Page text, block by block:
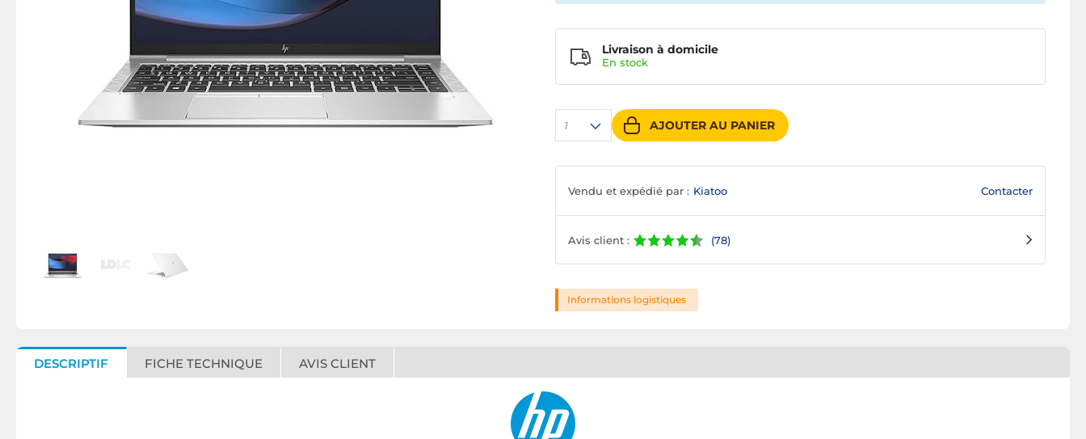
1 AJOUTER AU PANIER
Livraison à domicile
En stock
Vendu et expédié par : Kiatoo Contacter
Avis client : (78)
Informations logistiques
DESCRIPTIF FICHE TECHNIQUE AVIS CLIENT